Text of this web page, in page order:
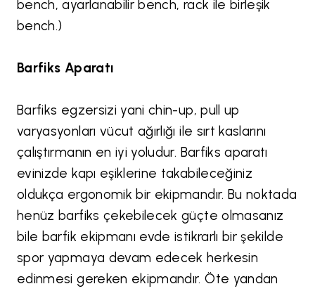
bench, ayarlanabilir bench, rack ile birleşik
bench.)
Barfiks Aparatı
Barfiks egzersizi yani chin-up, pull up
varyasyonları vücut ağırlığı ile sırt kaslarını
çalıştırmanın en iyi yoludur. Barfiks aparatı
evinizde kapı eşiklerine takabileceğiniz
oldukça ergonomik bir ekipmandır. Bu noktada
henüz barfiks çekebilecek güçte olmasanız
bile barfik ekipmanı evde istikrarlı bir şekilde
spor yapmaya devam edecek herkesin
edinmesi gereken ekipmandır. Öte yandan